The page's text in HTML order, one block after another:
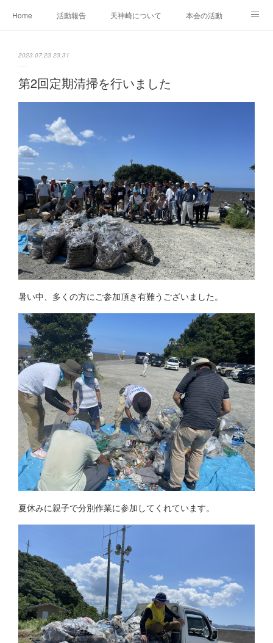
Home 活動報告 天神崎について 本会の活動
2023.07.23 23:31
第2回定期清掃を行いました
暑い中、多くの方にご参加頂き有難うございました。
夏休みに親子で分別作業に参加してくれています。